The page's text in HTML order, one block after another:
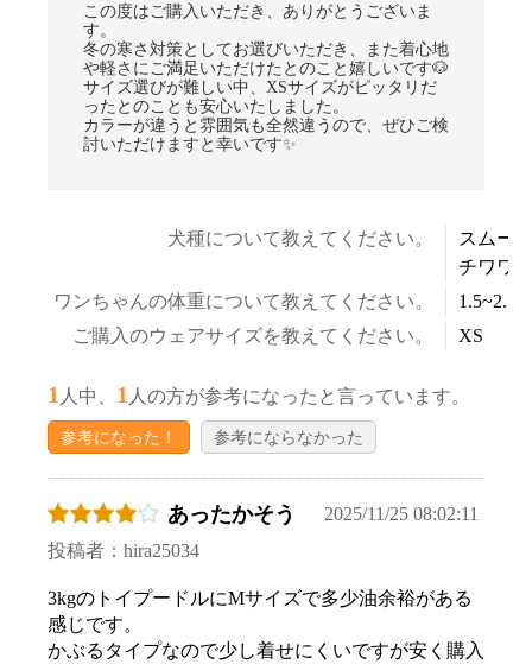
この度はご購入いただき、ありがとうございま
す。
冬の寒さ対策としてお選びいただき、また着心地
や軽さにご満足いただけたとのこと嬉しいです🐶
サイズ選びが難しい中、XSサイズがピッタリだ
ったとのことも安心いたしました。
カラーが違うと雰囲気も全然違うので、ぜひご検
討いただけますと幸いです✨
犬種について教えてください。
スムー
チワワ
ワンちゃんの体重について教えてください。
ご購入のウェアサイズを教えてください。
XS
1 人中、 1 人の方が参考になったと言っています。
参考になった！ 参考にならなかった
あったかそう
2025/11/25 08:02:11
投稿者：hira25034
3kgのトイプードルにMサイズで多少油余裕がある
感じです。
かぶるタイプなので少し着せにくいですが安く購入